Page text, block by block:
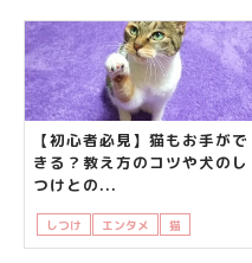
【初心者必見】猫もお手がで
きる？教え方のコツや犬のし
つけとの...
しつけ エンタメ 猫